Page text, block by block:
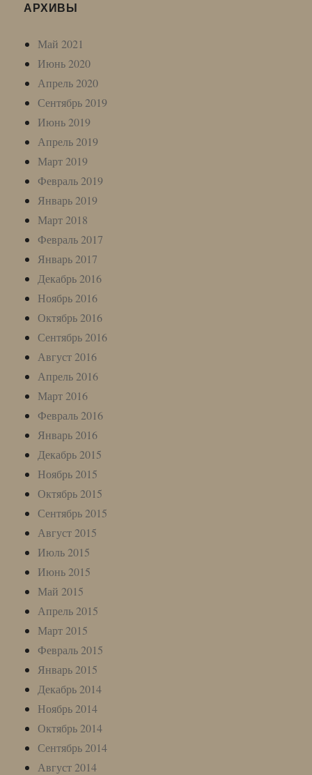
АРХИВЫ
Май 2021
Июнь 2020
Апрель 2020
Сентябрь 2019
Июнь 2019
Апрель 2019
Март 2019
Февраль 2019
Январь 2019
Март 2018
Февраль 2017
Январь 2017
Декабрь 2016
Ноябрь 2016
Октябрь 2016
Сентябрь 2016
Август 2016
Апрель 2016
Март 2016
Февраль 2016
Январь 2016
Декабрь 2015
Ноябрь 2015
Октябрь 2015
Сентябрь 2015
Август 2015
Июль 2015
Июнь 2015
Май 2015
Апрель 2015
Март 2015
Февраль 2015
Январь 2015
Декабрь 2014
Ноябрь 2014
Октябрь 2014
Сентябрь 2014
Август 2014